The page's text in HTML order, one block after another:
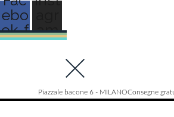
ebo
ok-f am
Piazzale bacone 6 - MILANOConsegne